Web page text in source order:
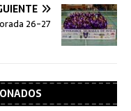
26-27